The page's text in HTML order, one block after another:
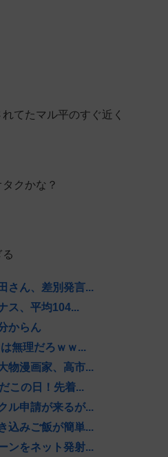
てたマル平のすぐ近く
クかな？
さん、差別発言...
ス、平均104...
からん
無理だろｗｗ...
物漫画家、高市...
この日！先着...
ル申請が来るが...
込みご飯が簡単...
ンをネット発射...